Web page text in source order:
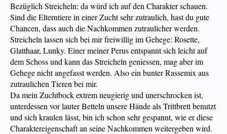
Bezüglich Streicheln: da würd ich auf den Charakter schauen.
Sind die Elterntiere in einer Zucht sehr zutraulich, hast du gute
Chancen, dass auch die Nachkommen zutraulicher werden.
Streicheln lassen sich bei mir freiwillig im Gehege: Rosette,
Glatthaar, Lunky. Einer meiner Perus entspannt sich leicht auf
dem Schoss und kann das Streicheln geniessen, mag aber im
Gehege nicht angefasst werden. Also ein bunter Rassemix aus
zutraulichen Tieren bei mir.
Da mein Zuchtbock extrem neugierig und unerschrocken ist,
unterdessen vor lauter Betteln unsere Hände als Trittbrett benutzt
und sich kraulen lässt, bin ich schon sehr gespannt, wie er diese
Charaktereigenschaft an seine Nachkommen weitergeben wird.